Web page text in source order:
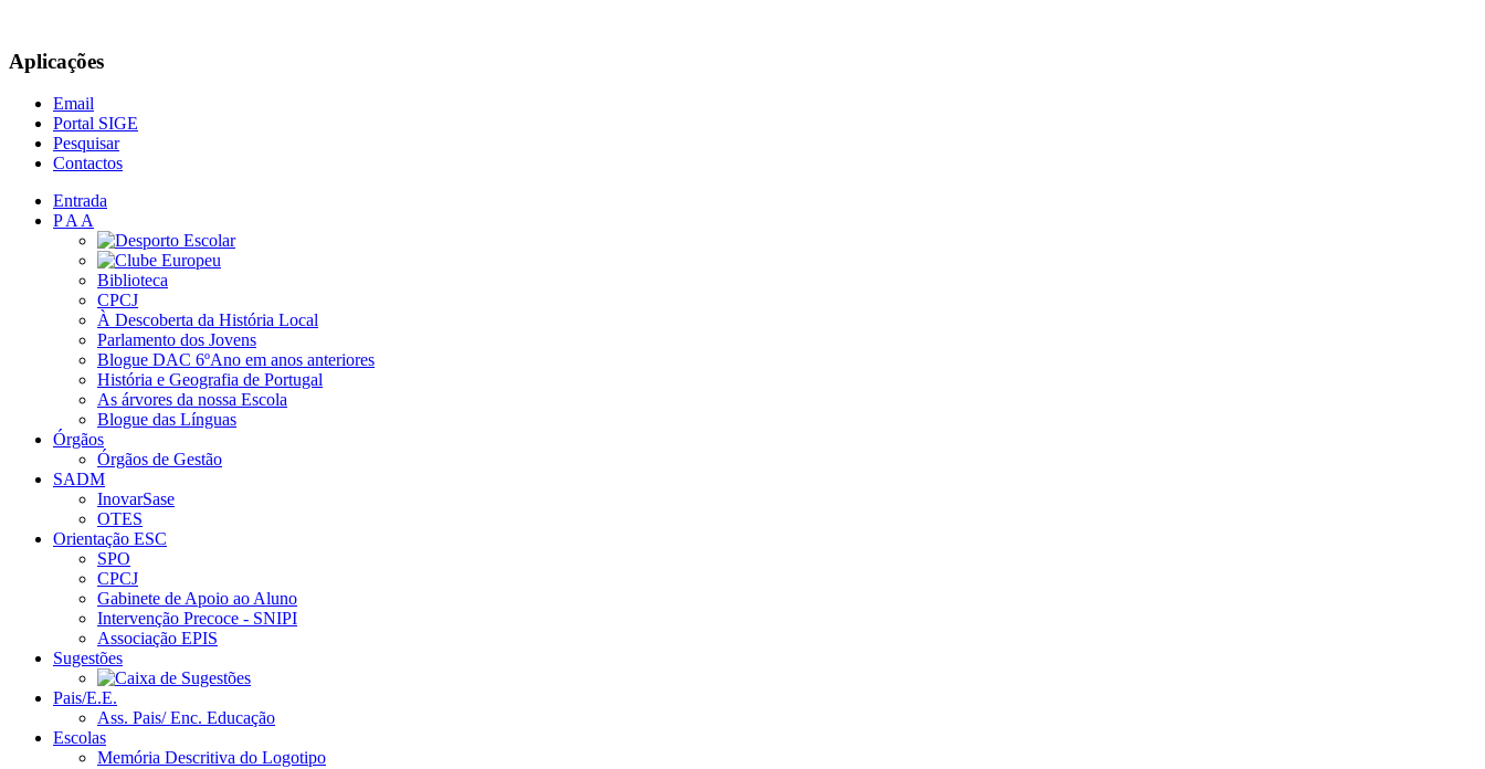
Aplicações
Email
Portal SIGE
Pesquisar
Contactos
Entrada
P A A
Biblioteca
CPCJ
À Descoberta da História Local
Parlamento dos Jovens
Blogue DAC 6ºAno em anos anteriores
História e Geografia de Portugal
As árvores da nossa Escola
Blogue das Línguas
Órgãos
Órgãos de Gestão
SADM
InovarSase
OTES
Orientação ESC
SPO
CPCJ
Gabinete de Apoio ao Aluno
Intervenção Precoce - SNIPI
Associação EPIS
Sugestões
Pais/E.E.
Ass. Pais/ Enc. Educação
Escolas
Memória Descritiva do Logotipo